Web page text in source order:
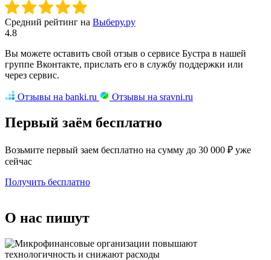
Средний рейтинг на Выберу.ру
4.8
Вы можете оставить свой отзыв о сервисе Бустра в нашей
группе Вконтакте, прислать его в службу поддержки или
через сервис.
Отзывы на banki.ru Отзывы на sravni.ru
Первый заём бесплатно
Возьмите первый заем бесплатно на сумму до 30 000 ₽ уже
сейчас
Получить бесплатно
О нас пишут